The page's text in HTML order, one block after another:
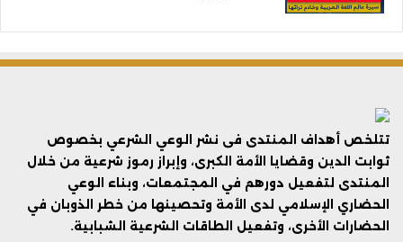
تتلخص أهداف المنتدى فى نشر الوعي الشرعي بخصوص
ثوابت الدين وقضايا الأمة الكبرى، وإبراز رموز شرعية من خلال
المنتدى لتفعيل دورهم في المجتمعات، وبناء الوعي
الحضاري الإسلامي لدى الأمة وتحصينها من خطر الذوبان في
الحضارات الأخرى، وتفعيل الطاقات الشرعية الشبابية.